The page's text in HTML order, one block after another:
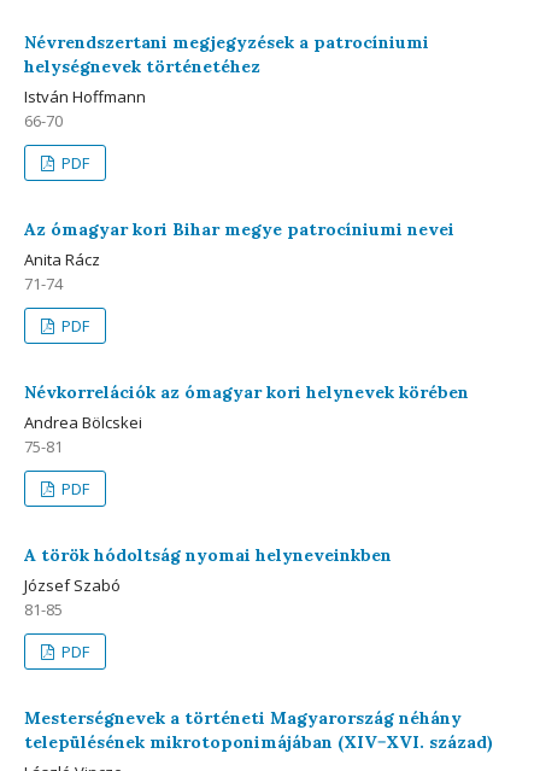
Névrendszertani megjegyzések a patrocíniumi
helységnevek történetéhez
István Hoffmann
66-70
PDF
Az ómagyar kori Bihar megye patrocíniumi nevei
Anita Rácz
71-74
PDF
Névkorrelációk az ómagyar kori helynevek körében
Andrea Bölcskei
75-81
PDF
A török hódoltság nyomai helyneveinkben
József Szabó
81-85
PDF
Mesterségnevek a történeti Magyarország néhány
településének mikrotoponimájában (XIV−XVI. század)